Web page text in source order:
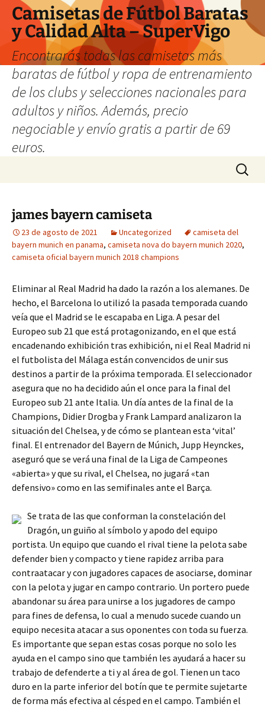
Camisetas de Fútbol Baratas
y Calidad Alta – SuperVigo
Encontrarás todas las camisetas más
baratas de fútbol y ropa de entrenamiento
de los clubs y selecciones nacionales para
adultos y niños. Además, precio
negociable y envío gratis a partir de 69
euros.
Buscar:
james bayern camiseta
23 de agosto de 2021 Uncategorized
camiseta del
bayern munich en panama, camiseta nova do bayern munich 2020,
camiseta oficial bayern munich 2018 champions
Eliminar al Real Madrid ha dado la razón a los alemanes. De
hecho, el Barcelona lo utilizó la pasada temporada cuando
veía que el Madrid se le escapaba en Liga. A pesar del
Europeo sub 21 que está protagonizando, en el que está
encadenando exhibición tras exhibición, ni el Real Madrid ni
el futbolista del Málaga están convencidos de unir sus
destinos a partir de la próxima temporada. El seleccionador
asegura que no ha decidido aún el once para la final del
Europeo sub 21 ante Italia. Un día antes de la final de la
Champions, Didier Drogba y Frank Lampard analizaron la
situación del Chelsea, y de cómo se plantean esta ‘vital’
final. El entrenador del Bayern de Múnich, Jupp Heynckes,
aseguró que se verá una final de la Liga de Campeones
«abierta» y que su rival, el Chelsea, no jugará «tan
defensivo» como en las semifinales ante el Barça.
Se trata de las que conforman la constelación del
Dragón, un guiño al símbolo y apodo del equipo
portista. Un equipo que cuando el rival tiene la pelota sabe
defender bien y compacto y tiene rapidez arriba para
contraatacar y con jugadores capaces de asociarse, dominar
con la pelota y jugar en campo contrario. Un portero puede
abandonar su área para unirse a los jugadores de campo
para fines de defensa, lo cual a menudo sucede cuando un
equipo necesita atacar a sus oponentes con toda su fuerza.
Es importante que sepan estas cosas porque no solo les
ayuda en el campo sino que también les ayudará a hacer su
trabajo de defenderte a ti y al área de gol. Tienen un taco
duro en la parte inferior del botín que te permite sujetarte
de forma más efectiva al césped en el campo. También el